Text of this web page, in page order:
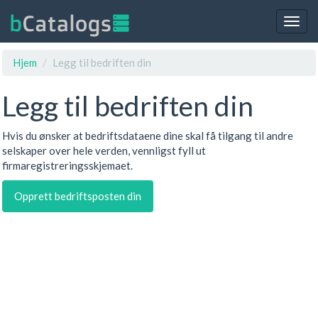
Hjem
Legg til bedriften din
Legg til bedriften din
Hvis du ønsker at bedriftsdataene dine skal få tilgang til andre
selskaper over hele verden, vennligst fyll ut
firmaregistreringsskjemaet.
Opprett bedriftsposten din